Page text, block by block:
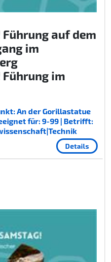
auf dem
im
im
An der Gorillastatue
für: 9-99 | Betrifft:
Details